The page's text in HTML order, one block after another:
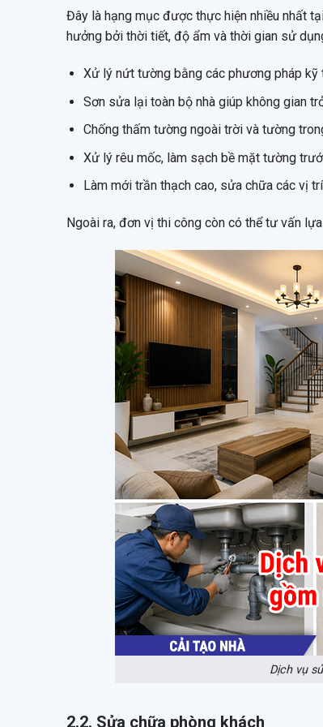
Đây là hạng mục được thực hiện nhiều nhất
hưởng bởi thời tiết, độ ẩm và thời gian sử
Xử lý nứt tường bằng các phương pháp kỹ
Sơn sửa lại toàn bộ nhà giúp không gian
Chống thấm tường ngoài trời và tường
Xử lý rêu mốc, làm sạch bề mặt tường
Làm mới trần thạch cao, sửa chữa các vị
Ngoài ra, đơn vị thi công còn có thể tư vấn
Dịch vụ
2.2. Sửa chữa phòng khách